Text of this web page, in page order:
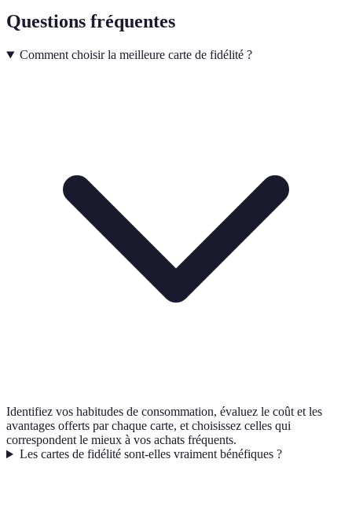
Questions fréquentes
Comment choisir la meilleure carte de fidélité ?
Identifiez vos habitudes de consommation, évaluez le coût et les
avantages offerts par chaque carte, et choisissez celles qui
correspondent le mieux à vos achats fréquents.
Les cartes de fidélité sont-elles vraiment bénéfiques ?